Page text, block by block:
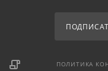
ПОЛИТИКА